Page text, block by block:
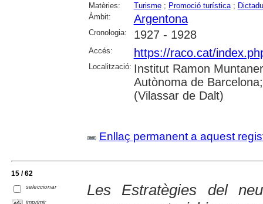
Matèries: Turisme; Promoció turística;
Àmbit:
Argentona
Cronologia: 1927 - 1928
Accés: https://raco.cat/
Localització: Institut Ramon
Autònoma de
(Vilassar de Dalt)
Enllaç permanent a aquest
15 / 62
seleccionar
imprimir
Les Estratègies del